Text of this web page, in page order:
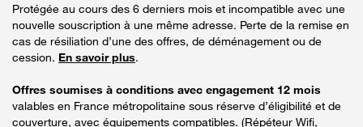
Protégée au cours des 6 derniers mois et incompatible avec une
nouvelle souscription à une même adresse. Perte de la remise en
cas de résiliation d’une des offres, de déménagement ou de
cession. En savoir plus.
Offres soumises à conditions avec engagement 12 mois
valables en France métropolitaine sous réserve d’éligibilité et de
couverture, avec équipements compatibles. (Répéteur Wifi,